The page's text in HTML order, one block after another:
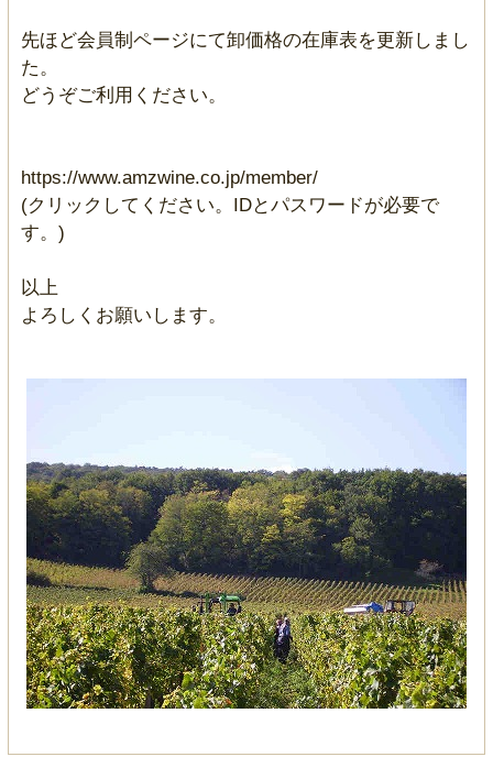
先ほど会員制ページにて卸価格の在庫表を更新しまし
た。
どうぞご利用ください。
https://www.amzwine.co.jp/member/
(クリックしてください。IDとパスワードが必要で
す。)
以上
よろしくお願いします。